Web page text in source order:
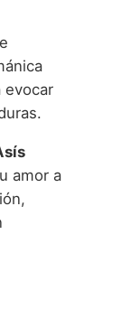
evocar
amor a